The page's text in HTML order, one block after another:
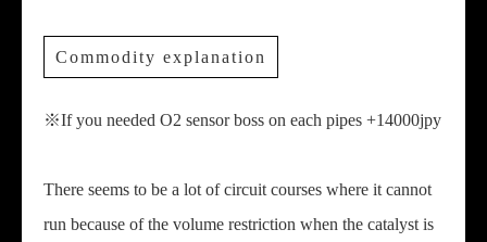
Commodity explanation
※If you needed O2 sensor boss on each pipes +14000jpy
There seems to be a lot of circuit courses where it cannot
run because of the volume restriction when the catalyst is